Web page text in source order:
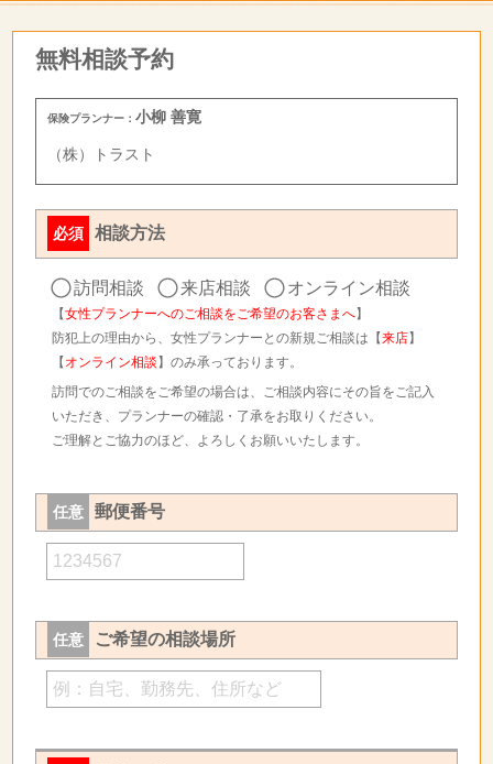
無料相談予約
保険プランナー：小柳 善寛
（株）トラスト
必須 相談方法
訪問相談 来店相談 オンライン相談
【女性プランナーへのご相談をご希望のお客さまへ】
防犯上の理由から、女性プランナーとの新規ご相談は【来店】
【 オンライン相談 】のみ承っております。
訪問でのご相談をご希望の場合は、ご相談内容にその旨をご記入
いただき、プランナーの確認・了承をお取りください。
ご理解とご協力のほど、よろしくお願いいたします。
任意 郵便番号
任意 ご希望の相談場所